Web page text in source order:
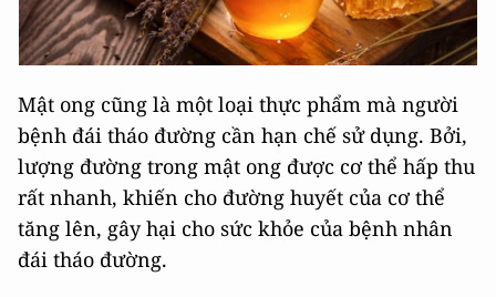
Mật ong cũng là một loại thực phẩm mà người
bệnh đái tháo đường cần hạn chế sử dụng. Bởi,
lượng đường trong mật ong được cơ thể hấp thu
rất nhanh, khiến cho đường huyết của cơ thể
tăng lên, gây hại cho sức khỏe của bệnh nhân
đái tháo đường.